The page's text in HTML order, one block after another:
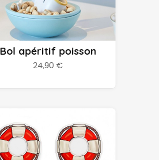
Ajouter au panier
Bol apéritif poisson
24,90 €